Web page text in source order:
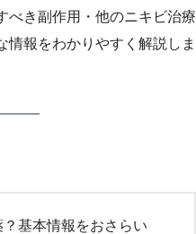
べき副作用・他のニキビ治療
情報をわかりやすく解説しま
基本情報をおさらい